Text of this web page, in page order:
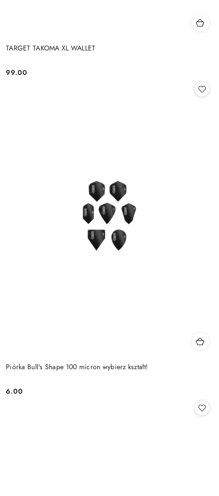
TARGET TAKOMA XL WALLET
Cena:
99.00
Piórka Bull's Shape 100 micron wybierz kształt!
Cena:
6.00